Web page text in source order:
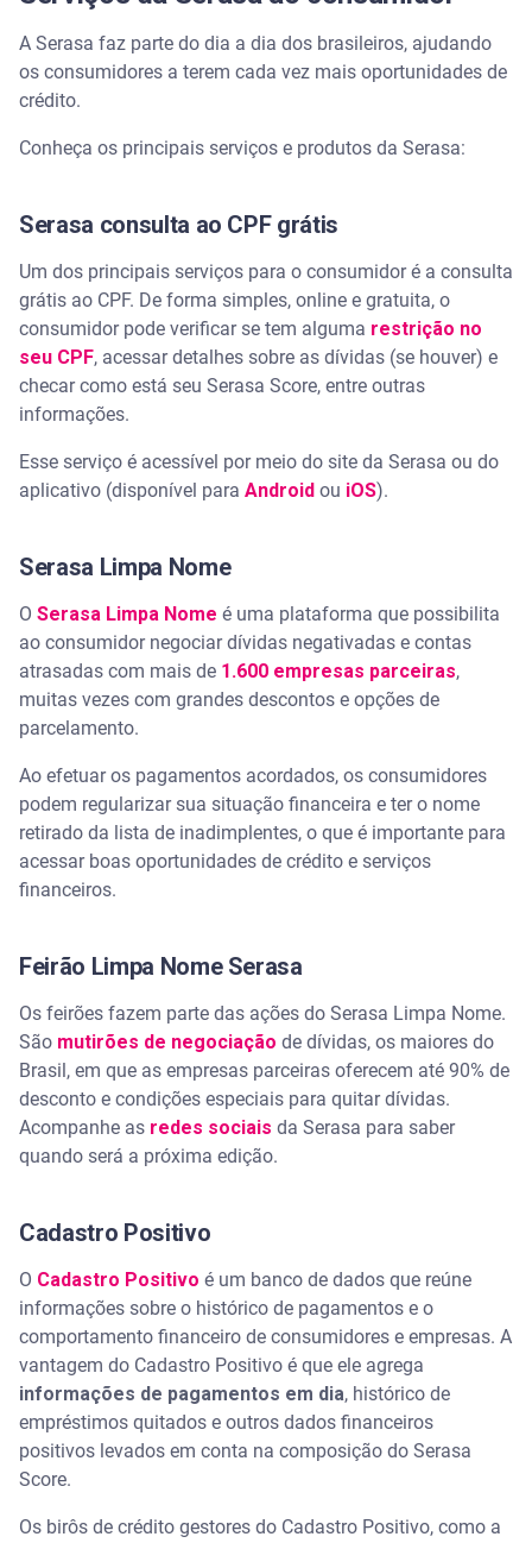
A Serasa faz parte do dia a dia dos brasileiros, ajudando
os consumidores a terem cada vez mais oportunidades de
crédito.
Conheça os principais serviços e produtos da Serasa:
Serasa consulta ao CPF grátis
Um dos principais serviços para o consumidor é a consulta
grátis ao CPF. De forma simples, online e gratuita, o
consumidor pode verificar se tem alguma restrição no
seu CPF, acessar detalhes sobre as dívidas (se houver) e
checar como está seu Serasa Score, entre outras
informações.
Esse serviço é acessível por meio do site da Serasa ou do
aplicativo (disponível para Android ou iOS).
Serasa Limpa Nome
O Serasa Limpa Nome é uma plataforma que possibilita
ao consumidor negociar dívidas negativadas e contas
atrasadas com mais de 1.600 empresas parceiras,
muitas vezes com grandes descontos e opções de
parcelamento.
Ao efetuar os pagamentos acordados, os consumidores
podem regularizar sua situação financeira e ter o nome
retirado da lista de inadimplentes, o que é importante para
acessar boas oportunidades de crédito e serviços
financeiros.
Feirão Limpa Nome Serasa
Os feirões fazem parte das ações do Serasa Limpa Nome.
São mutirões de negociação de dívidas, os maiores do
Brasil, em que as empresas parceiras oferecem até 90% de
desconto e condições especiais para quitar dívidas.
Acompanhe as redes sociais da Serasa para saber
quando será a próxima edição.
Cadastro Positivo
O Cadastro Positivo é um banco de dados que reúne
informações sobre o histórico de pagamentos e o
comportamento financeiro de consumidores e empresas. A
vantagem do Cadastro Positivo é que ele agrega
informações de pagamentos em dia, histórico de
empréstimos quitados e outros dados financeiros
positivos levados em conta na composição do Serasa
Score.
Os birôs de crédito gestores do Cadastro Positivo, como a